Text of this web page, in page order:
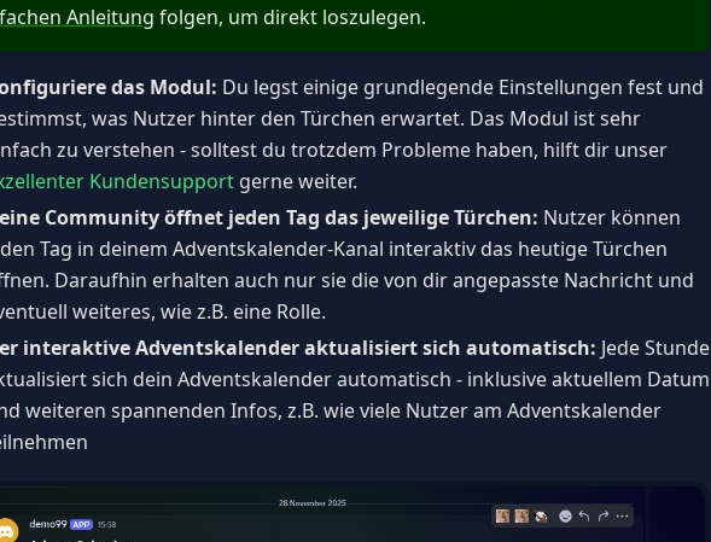
Anleitung folgen, um direkt loszulegen.
das Modul: Du legst einige grundlegende Einstellungen fest und
was Nutzer hinter den Türchen erwartet. Das Modul ist sehr
zu verstehen - solltest du trotzdem Probleme haben, hilft dir unser
Kundensupport gerne weiter.
Community öffnet jeden Tag das jeweilige Türchen: Nutzer können
Tag in deinem Adventskalender-Kanal interaktiv das heutige Türchen
Daraufhin erhalten auch nur sie die von dir angepasste Nachricht und
weiteres, wie z.B. eine Rolle.
interaktive Adventskalender aktualisiert sich automatisch: Jede Stunde
sich dein Adventskalender automatisch - inklusive aktuellem Datum
weiteren spannenden Infos, z.B. wie viele Nutzer am Adventskalender